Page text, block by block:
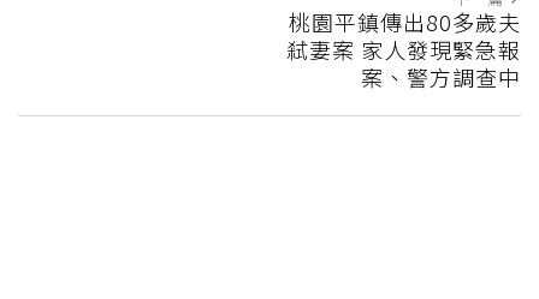
桃園平鎮傳出80多歲夫
弒妻案 家人發現緊急報
案、警方調查中